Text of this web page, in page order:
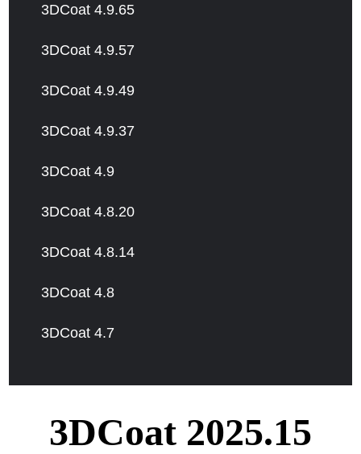
3DCoat 4.9.65
3DCoat 4.9.57
3DCoat 4.9.49
3DCoat 4.9.37
3DCoat 4.9
3DCoat 4.8.20
3DCoat 4.8.14
3DCoat 4.8
3DCoat 4.7
3DCoat 2025.15